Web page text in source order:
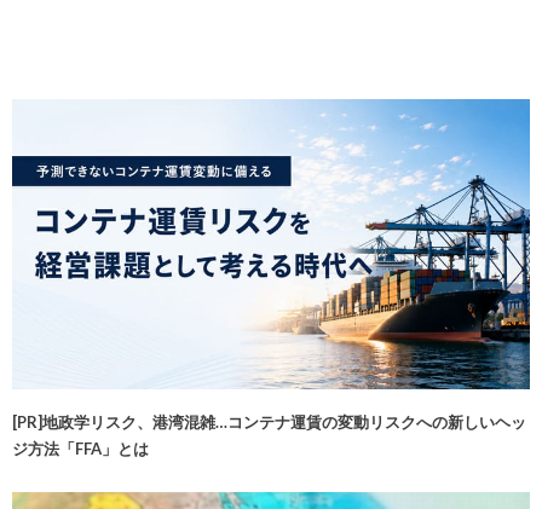
[PR]地政学リスク、港湾混雑…コンテナ運賃の変動リスクへの新しいヘッ
ジ方法「FFA」とは